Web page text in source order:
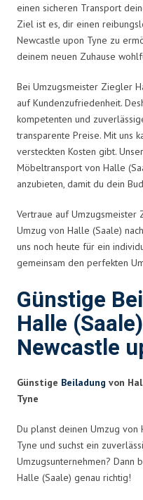
einen sicheren Transport
Ziel ist es, dir einen
Newcastle upon Tyne zu
deinem neuen Zuhause
Bei Umzugsmeister Ziegler
auf Kundenzufriedenheit.
kompetenten und
transparente Preise. Mit uns
versteckten Kosten gibt.
Möbeltransport von Halle
anzubieten, damit du dein
Vertraue auf
Umzug von Halle (Saale)
uns noch heute für ein
gemeinsam den perfekten
Günstige
Halle
Newcastle
Günstige Beiladung von
Tyne
Du planst deinen Umzug von
Tyne und suchst ein
Umzugsunternehmen? Dann
Halle (Saale) genau richtig!